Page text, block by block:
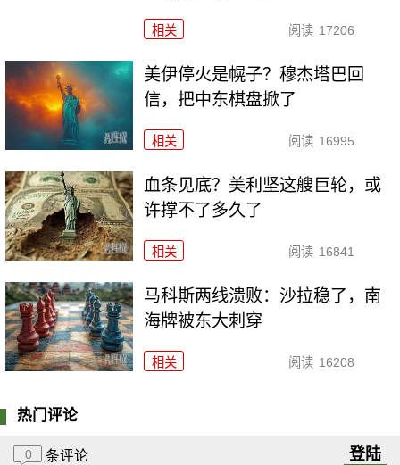
相关 阅读 17206
美伊停火是幌子？穆杰塔巴回
信，把中东棋盘掀了
相关 阅读 16995
血条见底？美利坚这艘巨轮，或
许撑不了多久了
相关 阅读 16841
马科斯两线溃败：沙拉稳了，南
海牌被东大刺穿
相关 阅读 16208
热门评论
0 条评论 登陆